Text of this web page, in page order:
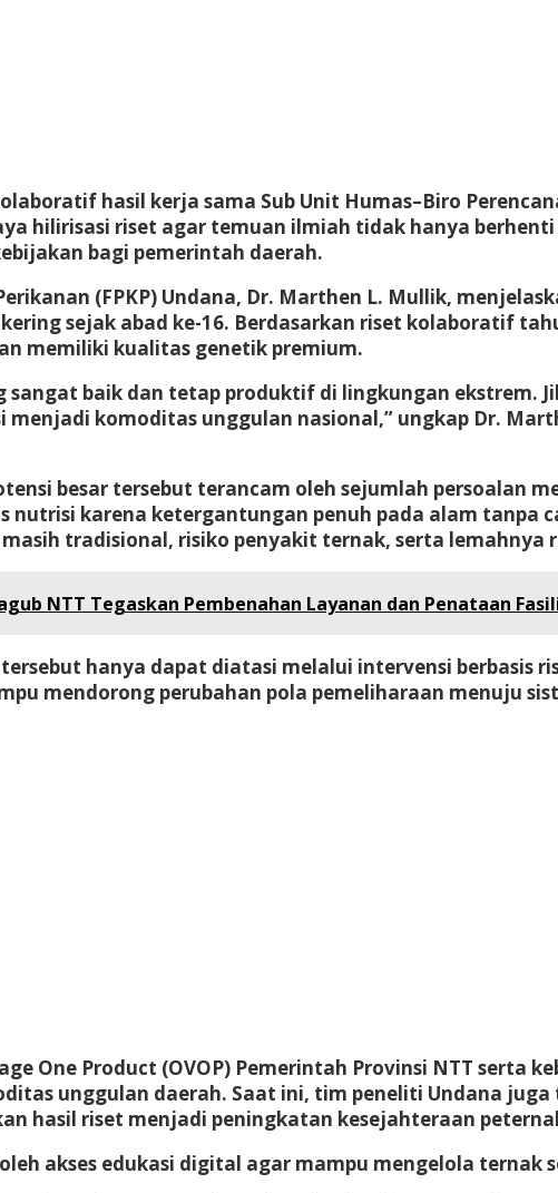
hasil kerja sama Sub Unit Humas–Biro
hilirisasi riset agar temuan ilmiah tidak hanya
bagi pemerintah daerah.
(FPKP) Undana, Dr. Marthen L. Mullik,
sejak abad ke-16. Berdasarkan riset kolaboratif
memiliki kualitas genetik premium.
sangat baik dan tetap produktif di lingkungan ekstrem.
menjadi komoditas unggulan nasional,” ungkap Dr.
besar tersebut terancam oleh sejumlah persoalan
nutrisi karena ketergantungan penuh pada alam tanpa
tradisional, risiko penyakit ternak, serta lemahnya
NTT Tegaskan Pembenahan Layanan dan Penataan
hanya dapat diatasi melalui intervensi berbasis
mendorong perubahan pola pemeliharaan menuju
One Product (OVOP) Pemerintah Provinsi NTT serta
unggulan daerah. Saat ini, tim peneliti Undana
hasil riset menjadi peningkatan kesejahteraan
akses edukasi digital agar mampu mengelola ternak